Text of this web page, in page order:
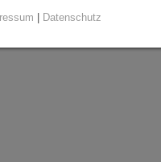
Datenschutz